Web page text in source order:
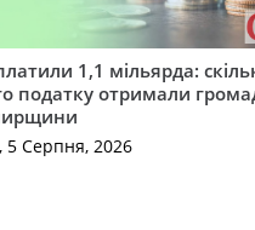
1,1 мільярда:
податку отримали
5 Серпня, 2026